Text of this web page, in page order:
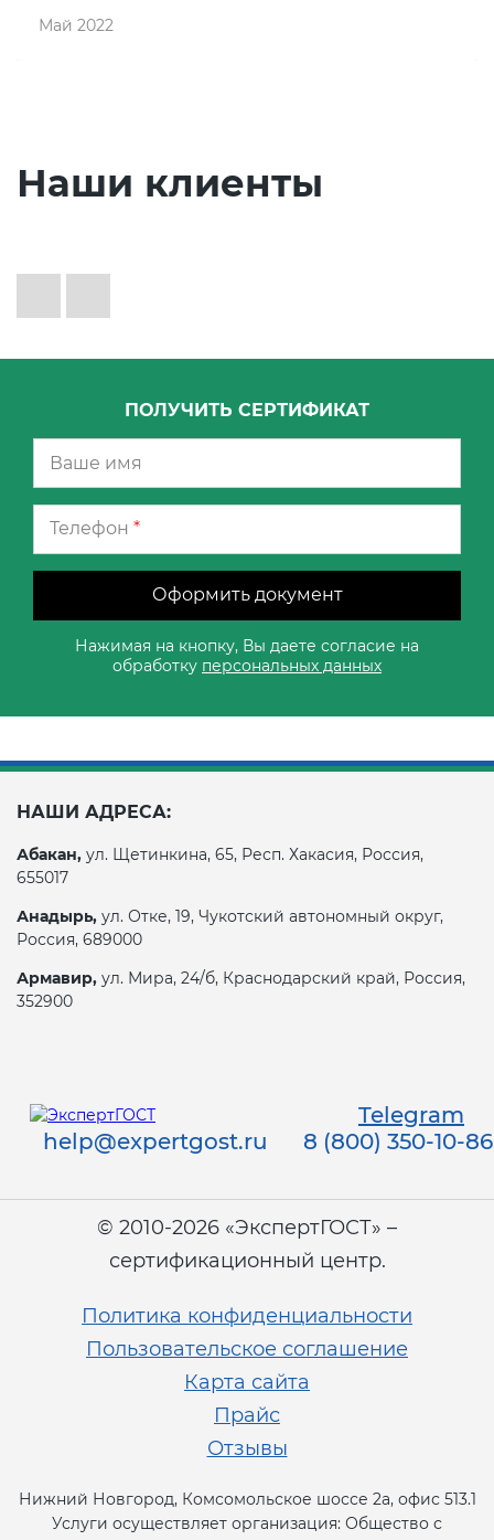
Май 2022
Наши клиенты
ПОЛУЧИТЬ СЕРТИФИКАТ
Телефон *
Оформить документ
Нажимая на кнопку, Вы даете согласие на
обработку персональных данных
НАШИ АДРЕСА:
Абакан, ул. Щетинкина, 65, Респ. Хакасия, Россия,
655017
Анадырь, ул. Отке, 19, Чукотский автономный округ,
Россия, 689000
Армавир, ул. Мира, 24/б, Краснодарский край, Россия,
352900
Telegram
help@expertgost.ru
8 (800) 350-10-86
© 2010-2026 «ЭкспертГОСТ» –
сертификационный центр.
Политика конфиденциальности
Пользовательское соглашение
Карта сайта
Прайс
Отзывы
Нижний Новгород, Комсомольское шоссе 2а, офис 513.1
Услуги осуществляет организация: Общество с